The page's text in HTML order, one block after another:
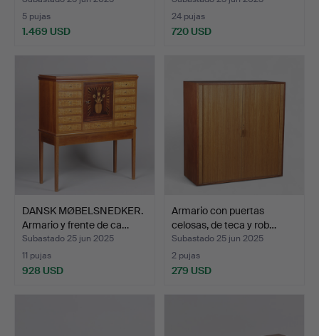
5 pujas
1.469 USD
24 pujas
720 USD
DANSK MØBELSNEDKER.
Armario y frente de ca…
Subastado 25 jun 2025
11 pujas
928 USD
Armario con puertas
celosas, de teca y rob…
Subastado 25 jun 2025
2 pujas
279 USD